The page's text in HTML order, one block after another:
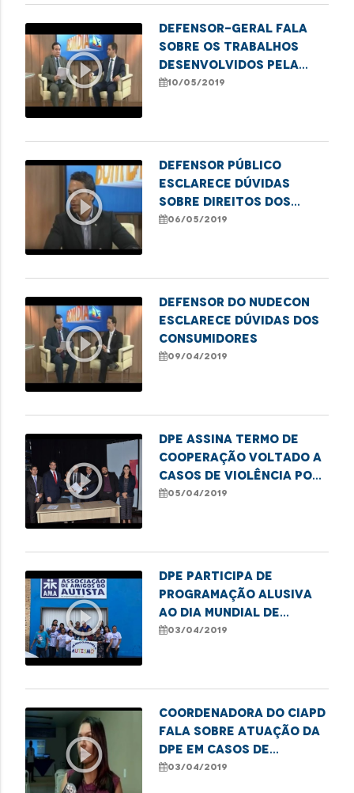
play_circle_outline
Defensor-geral fala
sobre os trabalhos
desenvolvidos pela
DPE/MA
10/05/2019
play_circle_outline
Defensor Público
esclarece dúvidas
sobre direitos dos
idosos
06/05/2019
play_circle_outline
Defensor do Nudecon
esclarece dúvidas dos
consumidores
09/04/2019
play_circle_outline
DPE assina termo de
cooperação voltado a
casos de violência por
parte de agentes
05/04/2019
play_circle_outline
DPE participa de
programação alusiva
ao Dia Mundial de
Conscientização do
03/04/2019
play_circle_outline
Coordenadora do Ciapd
fala sobre atuação da
DPE em casos de
violação de direitos
03/04/2019